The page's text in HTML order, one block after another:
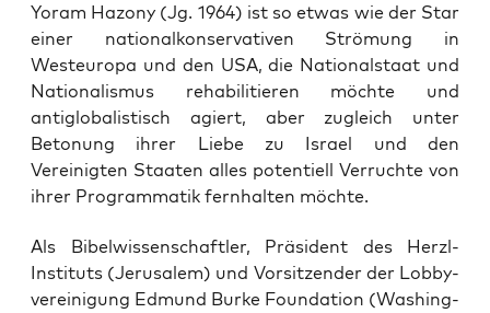
Yoram Hazony (Jg. 1964) ist so etwas wie der Star
einer nationalkonservativen Strömung in
Westeuropa und den USA, die Nationalstaat und
Nationalismus rehabilitieren möchte und
antiglobalistisch agiert, aber zugleich unter
Betonung ihrer Liebe zu Israel und den
Vereinigten Staaten alles potentiell Verruchte von
ihrer Programmatik fernhalten möchte.
Als Bibel­wis­sen­schaft­ler, Prä­si­dent des Herzl-
Insti­tuts (Jeru­sa­lem) und Vor­sit­zen­der der Lob­by­
ver­ei­ni­gung Edmund Bur­ke Foun­da­ti­on (Washing­